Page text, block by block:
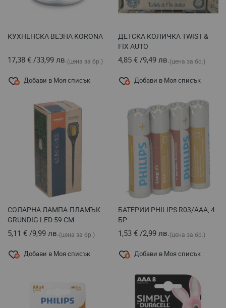
КУХНЕНСКА ВЕЗНА KORONA
17,38 € /33,99 лв.(цена за бр.)
Добави в Моя списък
ДЕТСКА КОЛИЧКА TWIST &
FIX AUTO
4,85 € /9,49 лв.(цена за бр.)
Добави в Моя списък
СОЛАРНА ЛАМПА-ПЛАМЪК
GRUNDIG LED 59 СМ
5,11 € /9,99 лв.(цена за бр.)
Добави в Моя списък
БАТЕРИИ PHILIPS R03/ААА, 4
БР
1,53 € /2,99 лв.(цена за бр.)
Добави в Моя списък